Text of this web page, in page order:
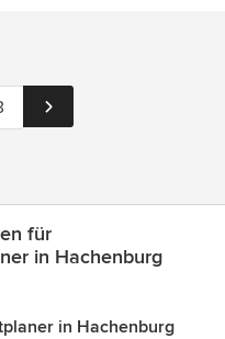
für
in Hachenburg
in Hachenburg